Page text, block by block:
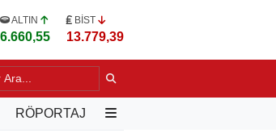
ALTIN
6.660,55
BİST
13.779,39
DEĞİŞİYOR 58 DK. ÖNCE
RÖPORTAJ